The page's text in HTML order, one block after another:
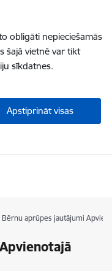
obligāti nepieciešamās
šajā vietnē var tikt
sīkdatnes.
Apstiprināt visas
Bērnu aprūpes jautājumi